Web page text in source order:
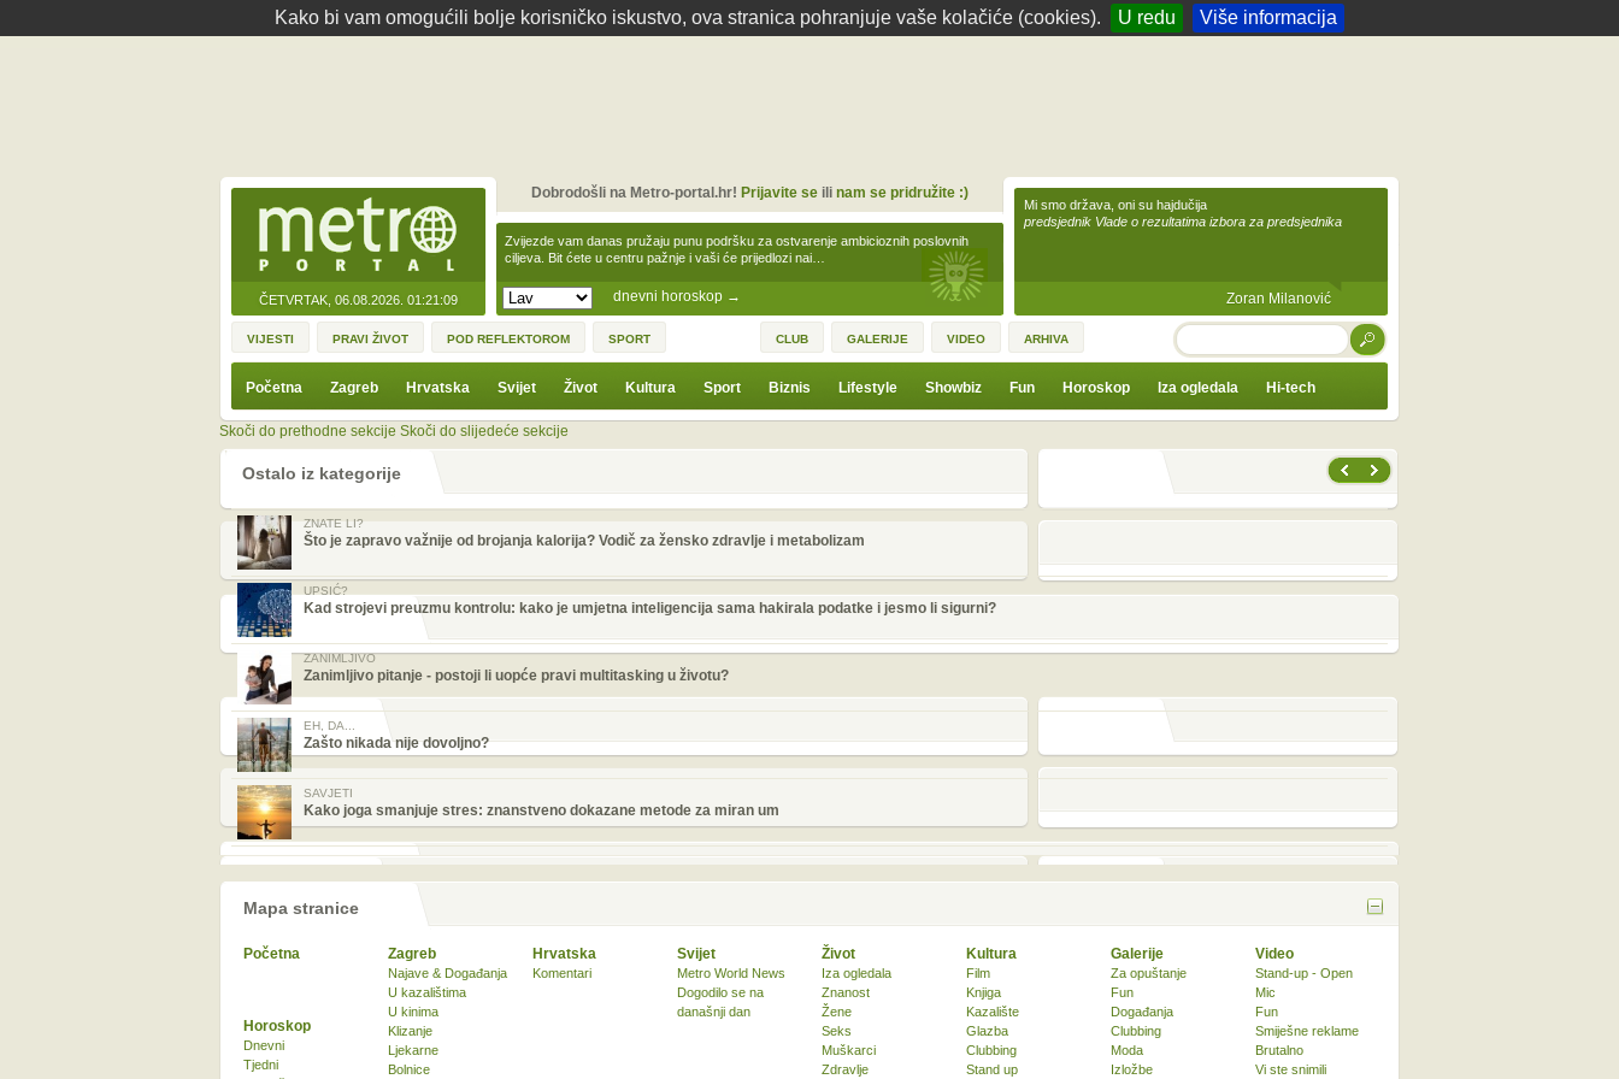
Kako bi vam omogućili bolje korisničko iskustvo, ova stranica pohranjuje vaše kolačiće (cookies). U redu Više informacija
ČETVRTAK, 06.08.2026. 01:21:09 dnevni horoskop →
Zvijezde vam danas pružaju punu podršku za ostvarenje ambicioznih poslovnih
ciljeva. Bit ćete u centru pažnje i vaši će prijedlozi nai…
Dobrodošli na Metro-portal.hr! Prijavite seili nam se pridružite :)
Mi smo država, oni su hajdučija
predsjednik Vlade o rezultatima izbora za predsjednika
Zoran Milanović
VIJESTI PRAVI ŽIVOT POD REFLEKTOROM SPORT CLUB GALERIJE VIDEO ARHIVA TRAŽI
Početna Zagreb Hrvatska Svijet Život Kultura Sport Biznis Lifestyle Showbiz Fun Horoskop Iza ogledala Hi-tech
Skoči do prethodne sekcije Skoči do slijedeće sekcije
Ostalo iz kategorije
ZNATE LI?
Što je zapravo važnije od brojanja kalorija? Vodič za žensko zdravlje i metabolizam
UPSIĆ?
Kad strojevi preuzmu kontrolu: kako je umjetna inteligencija sama hakirala podatke i jesmo li sigurni?
ZANIMLJIVO
Zanimljivo pitanje - postoji li uopće pravi multitasking u životu?
EH, DA...
Zašto nikada nije dovoljno?
SAVJETI
Kako joga smanjuje stres: znanstveno dokazane metode za miran um
Mapa stranice
Početna Zagreb
Najave & Događanja
U kazalištima
U kinima
Klizanje
Ljekarne
Bolnice
Hrvatska
Komentari
Svijet
Metro World News
Dogodilo se na
današnji dan
Život
Iza ogledala
Znanost
Žene
Seks
Muškarci
Zdravlje
Kultura
Film
Knjiga
Kazalište
Glazba
Clubbing
Stand up
Horoskop
Dnevni
Tjedni
Galerije
Za opuštanje
Fun
Događanja
Clubbing
Moda
Izložbe
Video
Stand-up - Open
Mic
Fun
Smiješne reklame
Brutalno
Vi ste snimili